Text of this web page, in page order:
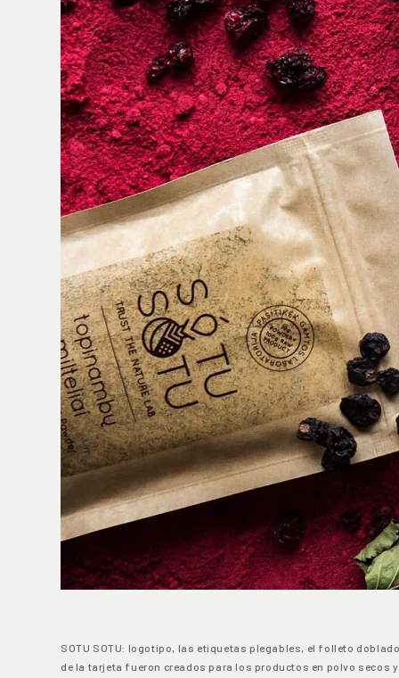
SOTU SOTU: logotipo, las etiquetas plegables, el folleto
de la tarjeta fueron creados para los productos en polvo secos y